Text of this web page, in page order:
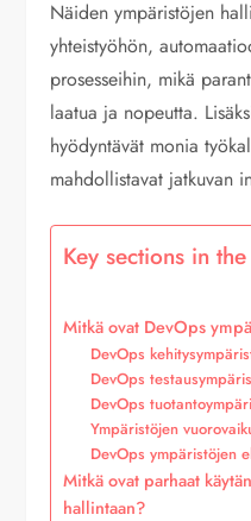
Näiden ympäristöjen
yhteistyöhön,
prosesseihin, mikä
laatua ja nopeutta.
hyödyntävät monia
mahdollistavat jatkuvan
Key sections in
Mitkä ovat DevOps
DevOps
DevOps
DevOps
Ympäristöjen
DevOps ympäristöjen
Mitkä ovat parhaat
hallintaan?